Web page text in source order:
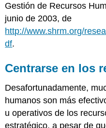
Gestión de Recursos
junio de 2003, de
http://www.shrm.org/
df.
Centrarse en los
Desafortunadamente,
humanos son más
u operativos de los
estratégico, a pesar de